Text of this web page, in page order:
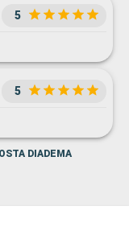
5
5
DIADEMA